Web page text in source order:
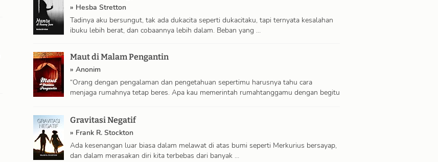
» Hesba Stretton
Tadinya aku bersungut, tak ada dukacita seperti dukacitaku, tapi ternyata kesalahan
ibuku lebih berat, dan cobaannya lebih dalam. Beban yang …
Maut di Malam Pengantin
» Anonim
“Orang dengan pengalaman dan pengetahuan sepertimu harusnya tahu cara
menjaga rumahnya tetap beres. Apa kau memerintah rumahtanggamu dengan begitu
Gravitasi Negatif
» Frank R. Stockton
Ada kesenangan luar biasa dalam melawat di atas bumi seperti Merkurius bersayap,
dan dalam merasakan diri kita terbebas dari banyak …